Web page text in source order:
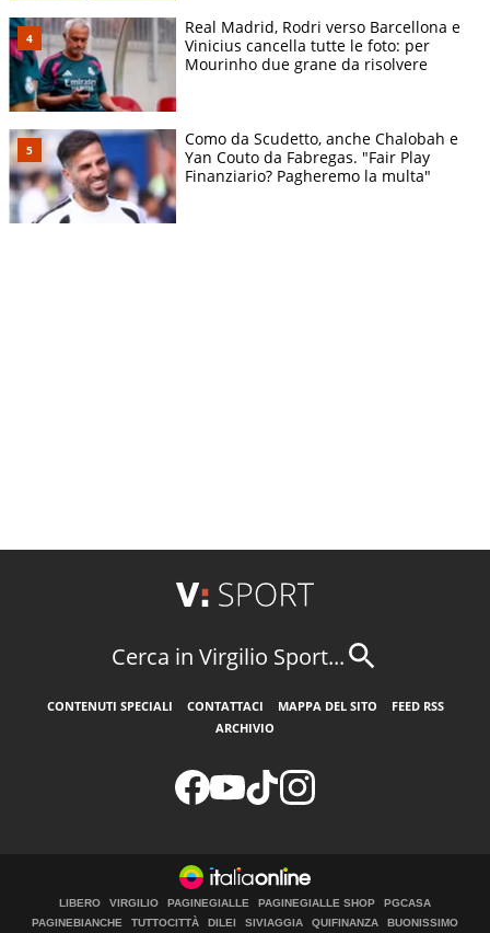
Real Madrid, Rodri verso Barcellona e
Vinicius cancella tutte le foto: per
Mourinho due grane da risolvere
Como da Scudetto, anche Chalobah e
Yan Couto da Fabregas. "Fair Play
Finanziario? Pagheremo la multa"
Cerca in Virgilio Sport...
CONTENUTI SPECIALI CONTATTACI MAPPA DEL SITO
FEED RSS
ARCHIVIO
LIBERO VIRGILIO PAGINEGIALLE PAGINEGIALLE SHOP
PGCASA
PAGINEBIANCHE
TUTTOCITTÀ DILEI SIVIAGGIA QUIFINANZA BUONISSIMO